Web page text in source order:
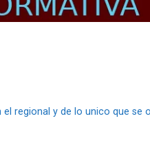
regional y de lo unico que se